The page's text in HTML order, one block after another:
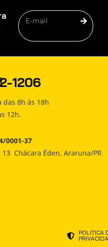
1206
das 8h às 18h
12h.
0001-37
13 Chácara Éden, Araruna/PR
POLITICA